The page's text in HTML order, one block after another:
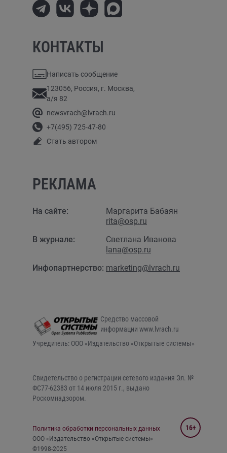
КОНТАКТЫ
Написать сообщение
123056, Россия, г. Москва,
а/я 82
newsvrach@lvrach.ru
+7(495) 725-47-80
Стать автором
РЕКЛАМА
На сайте:
Маргарита Бабаян
rita@osp.ru
В журнале:
Светлана Иванова
lana@osp.ru
Инфопартнерство: marketing@lvrach.ru
Средство массовой
информации www.lvrach.ru
Учредитель: ООО «Издательство «Открытые системы»
Свидетельство о регистрации сетевого издания Эл. №
ФС77-62383 от 14 июля 2015 г., выдано
Роскомнадзором.
Политика обработки персональных данных
ООО «Издательство «Открытые системы»
©1998-2025
16+